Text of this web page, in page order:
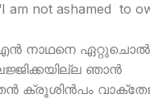
am not ashamed to
നാഥനെ
ഞാന്‍
ക്രൂശിന്‍പം